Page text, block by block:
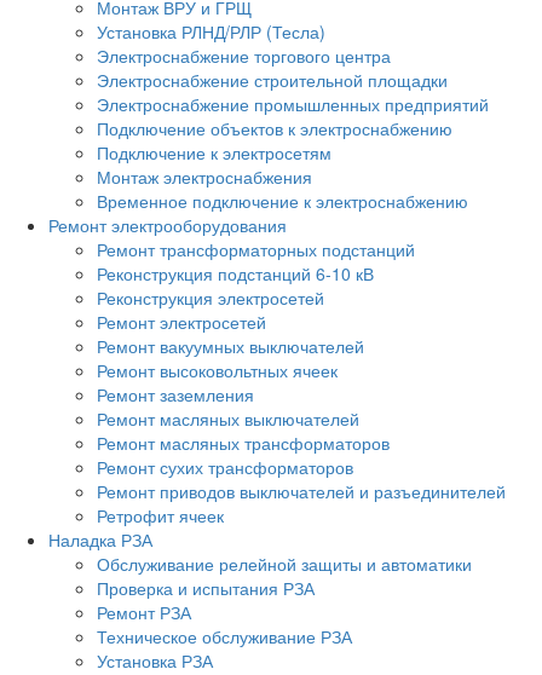
Монтаж ВРУ и ГРЩ
Установка РЛНД/РЛР (Тесла)
Электроснабжение торгового центра
Электроснабжение строительной площадки
Электроснабжение промышленных предприятий
Подключение объектов к электроснабжению
Подключение к электросетям
Монтаж электроснабжения
Временное подключение к электроснабжению
Ремонт электрооборудования
Ремонт трансформаторных подстанций
Реконструкция подстанций 6-10 кВ
Реконструкция электросетей
Ремонт электросетей
Ремонт вакуумных выключателей
Ремонт высоковольтных ячеек
Ремонт заземления
Ремонт масляных выключателей
Ремонт масляных трансформаторов
Ремонт сухих трансформаторов
Ремонт приводов выключателей и разъединителей
Ретрофит ячеек
Наладка РЗА
Обслуживание релейной защиты и автоматики
Проверка и испытания РЗА
Ремонт РЗА
Техническое обслуживание РЗА
Установка РЗА